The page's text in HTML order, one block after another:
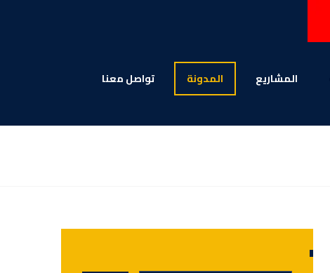
المشاریع المدونة تواصل معنا